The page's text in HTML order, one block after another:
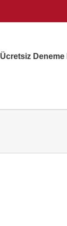
Ücretsiz Deneme